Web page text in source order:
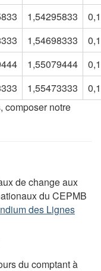
1,54295833
1,54698333
1,55079444
1,55473333
composer notre
de change aux
du CEPMB
des Lignes
du comptant à